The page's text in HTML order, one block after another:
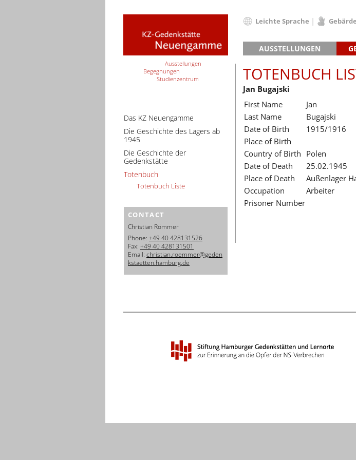
AUSSTELLUNGEN
Lager-SS
Klinkerwerk
Walther-Werke
Gefängnismauer
Haus des Gedenkens
Leichte Sprache
English
Dansk
Español
Italiano
Nederlands
Português
Türkçe
Yкраїнський
Русский
עברית
TOTENBUCH
Jan Bugajski
First Name
Jan
Last Name
Bugajski
Date of Birth
1915/1916
Place of Birth
Country of Birth Polen
Date of Death
25.02.1945
Place of Death
Außenlager
Occupation
Arbeiter
Prisoner Number
Ausstellungen
Begegnungen
Studienzentrum
Das KZ Neuengamme
Die Geschichte des Lagers ab
1945
Die Geschichte der
Gedenkstätte
Totenbuch
Totenbuch Liste
CONTACT
Christian Römmer
Phone: +49 40 428131526
Fax: +49 40 428131501
Email: christian.roemmer@geden
kstaetten.hamburg.de